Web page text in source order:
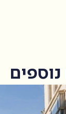
נוספים